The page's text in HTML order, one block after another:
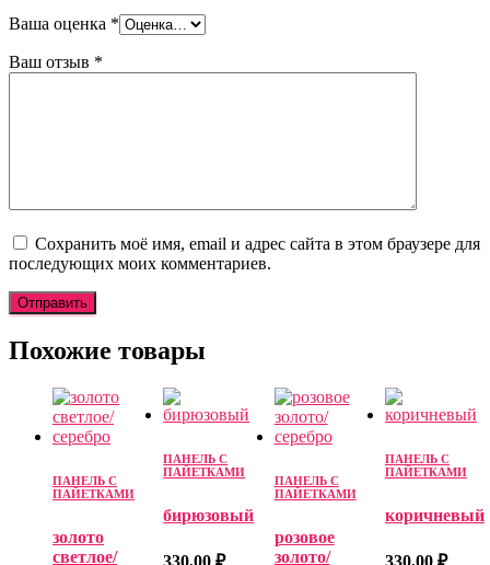
Ваша оценка *
Ваш отзыв *
Сохранить моё имя, email и адрес сайта в этом браузере для
последующих моих комментариев.
Похожие товары
ПАНЕЛЬ С
ПАЙЕТКАМИ
золото
светлое/
ПАНЕЛЬ С
ПАЙЕТКАМИ
бирюзовый
ПАНЕЛЬ С
ПАЙЕТКАМИ
розовое
золото/
ПАНЕЛЬ С
ПАЙЕТКАМИ
коричневый